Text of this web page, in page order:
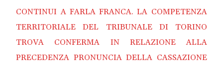
CONTINUI A FARLA FRANCA. LA COMPETENZA
TERRITORIALE DEL TRIBUNALE DI TORINO
TROVA CONFERMA IN RELAZIONE ALLA
PRECEDENZA PRONUNCIA DELLA CASSAZIONE